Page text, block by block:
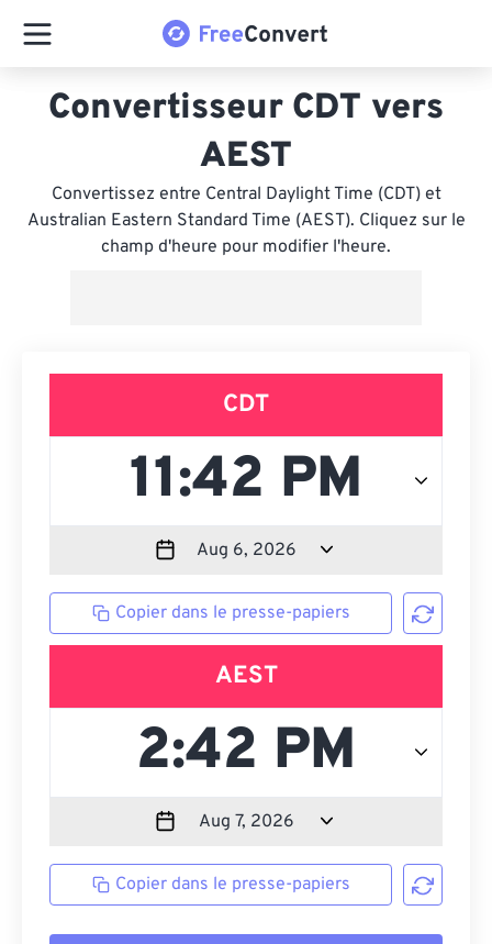
Convertisseur CDT vers
AEST
Convertissez entre Central Daylight Time (CDT) et
Australian Eastern Standard Time (AEST). Cliquez sur le
champ d'heure pour modifier l'heure.
CDT
Copier dans le presse-papiers
AEST
Copier dans le presse-papiers